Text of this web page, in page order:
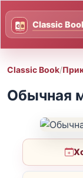
Classic Book/
Обычная